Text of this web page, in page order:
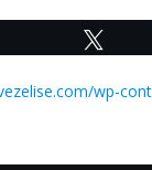
wp-